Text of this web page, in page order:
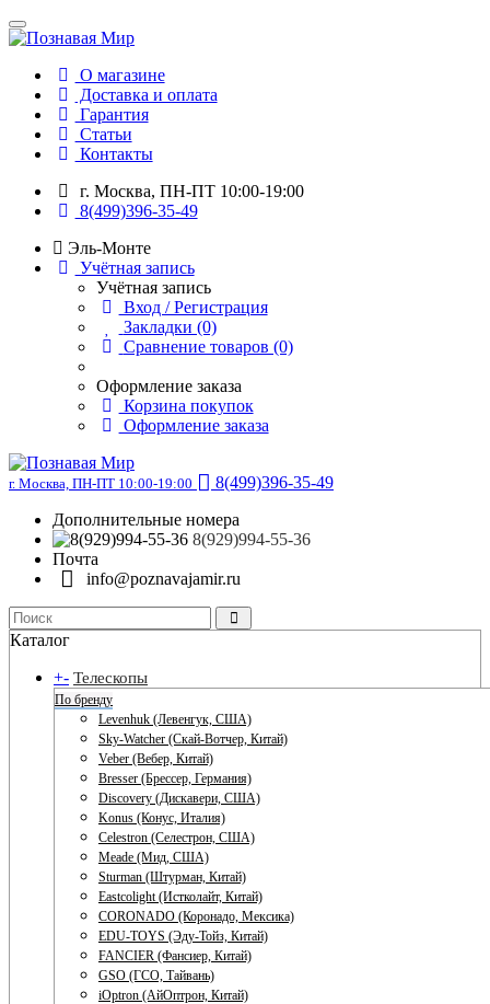
О магазине
Доставка и оплата
Гарантия
Статьи
Контакты
г. Москва, ПН-ПТ 10:00-19:00
8(499)396-35-49
Эль-Монте
Учётная запись
Учётная запись
Вход / Регистрация
Закладки (0)
Сравнение товаров (0)
Оформление заказа
Корзина покупок
Оформление заказа
г. Москва, ПН-ПТ 10:00-19:00
8(499)396-35-49
Дополнительные номера
8(929)994-55-36
Почта
info@poznavajamir.ru
Каталог
+- Телескопы
По бренду
Levenhuk (Левенгук, США)
Sky-Watcher (Скай-Вотчер, Китай)
Veber (Вебер, Китай)
Bresser (Брессер, Германия)
Discovery (Дискавери, США)
Konus (Конус, Италия)
Celestron (Селестрон, США)
Meade (Мид, США)
Sturman (Штурман, Китай)
Eastcolight (Истколайт, Китай)
CORONADO (Коронадо, Мексика)
EDU-TOYS (Эду-Тойз, Китай)
FANCIER (Фансиер, Китай)
GSO (ГСО, Тайвань)
iOptron (АйОптрон, Китай)